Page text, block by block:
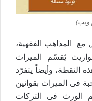
ويب)
مع المذاهب الفقهية،
يُقسّم الميراث
النقطة، وأيضاً يتفرّد
فى الميراث بقوانين
الورث فى التركات